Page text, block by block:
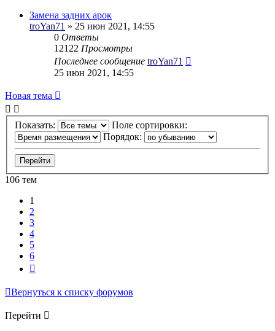
Замена задних арок
troYan71 » 25 июн 2021, 14:55
0 Ответы
12122 Просмотры
Последнее сообщение troYan71
25 июн 2021, 14:55
Новая тема
Показать:
Поле сортировки:
Порядок:
106 тем
1
2
3
4
5
6
Вернуться к списку форумов
Перейти